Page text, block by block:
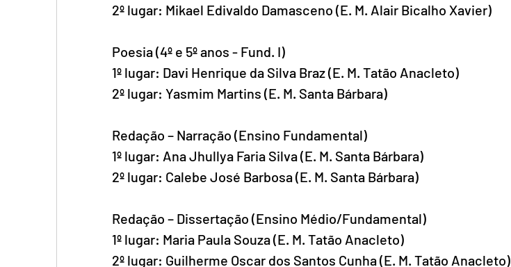
2º lugar: Mikael Edivaldo Damasceno (E. M. Alair Bicalho Xavier)
Poesia (4º e 5º anos - Fund. I)
1º lugar: Davi Henrique da Silva Braz (E. M. Tatão Anacleto)
2º lugar: Yasmim Martins (E. M. Santa Bárbara)
Redação – Narração (Ensino Fundamental)
1º lugar: Ana Jhullya Faria Silva (E. M. Santa Bárbara)
2º lugar: Calebe José Barbosa (E. M. Santa Bárbara)
Redação – Dissertação (Ensino Médio/Fundamental)
1º lugar: Maria Paula Souza (E. M. Tatão Anacleto)
2º lugar: Guilherme Oscar dos Santos Cunha (E. M. Tatão Anacleto)